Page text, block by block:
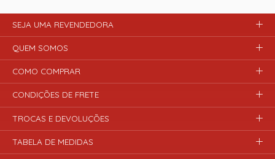
SEJA UMA REVENDEDORA
QUEM SOMOS
COMO COMPRAR
CONDIÇÕES DE FRETE
TROCAS E DEVOLUÇÕES
TABELA DE MEDIDAS